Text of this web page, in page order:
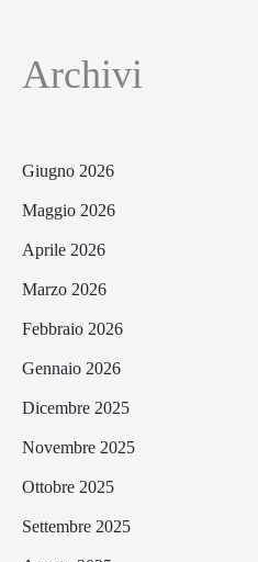
Archivi
Giugno 2026
Maggio 2026
Aprile 2026
Marzo 2026
Febbraio 2026
Gennaio 2026
Dicembre 2025
Novembre 2025
Ottobre 2025
Settembre 2025